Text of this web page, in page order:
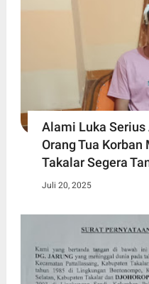
Alami Luka
Orang Tua
Takalar Segera
Juli 20, 2025